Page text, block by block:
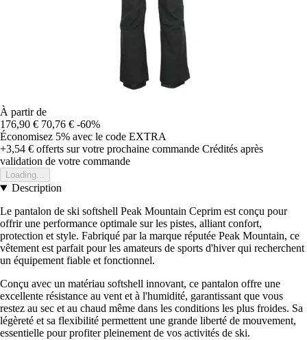
À partir de
176,90 € 70,76 € -60%
Économisez 5% avec le code EXTRA
+3,54 € offerts sur votre prochaine commande Crédités après
validation de votre commande
Loading...
Description
Le pantalon de ski softshell Peak Mountain Ceprim est conçu pour
offrir une performance optimale sur les pistes, alliant confort,
protection et style. Fabriqué par la marque réputée Peak Mountain, ce
vêtement est parfait pour les amateurs de sports d'hiver qui recherchent
un équipement fiable et fonctionnel.
Conçu avec un matériau softshell innovant, ce pantalon offre une
excellente résistance au vent et à l'humidité, garantissant que vous
restez au sec et au chaud même dans les conditions les plus froides. Sa
légèreté et sa flexibilité permettent une grande liberté de mouvement,
essentielle pour profiter pleinement de vos activités de ski.